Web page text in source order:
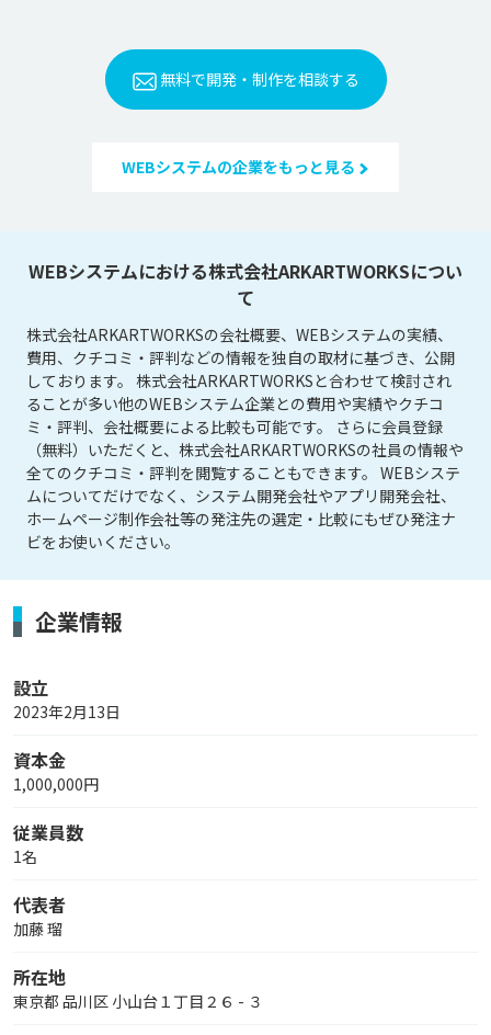
無料で開発・制作を相談する
WEBシステムの企業をもっと見る
WEBシステムにおける株式会社ARKARTWORKSについ
て
株式会社ARKARTWORKSの会社概要、WEBシステムの実績、
費用、クチコミ・評判などの情報を独自の取材に基づき、公開
しております。 株式会社ARKARTWORKSと合わせて検討され
ることが多い他のWEBシステム企業との費用や実績やクチコ
ミ・評判、会社概要による比較も可能です。 さらに会員登録
（無料）いただくと、株式会社ARKARTWORKSの社員の情報や
全てのクチコミ・評判を閲覧することもできます。 WEBシステ
ムについてだけでなく、システム開発会社やアプリ開発会社、
ホームページ制作会社等の発注先の選定・比較にもぜひ発注ナ
ビをお使いください。
企業情報
設立
2023年2月13日
資本金
1,000,000円
従業員数
1名
代表者
加藤 瑠
所在地
東京都 品川区 小山台１丁目２６ - ３